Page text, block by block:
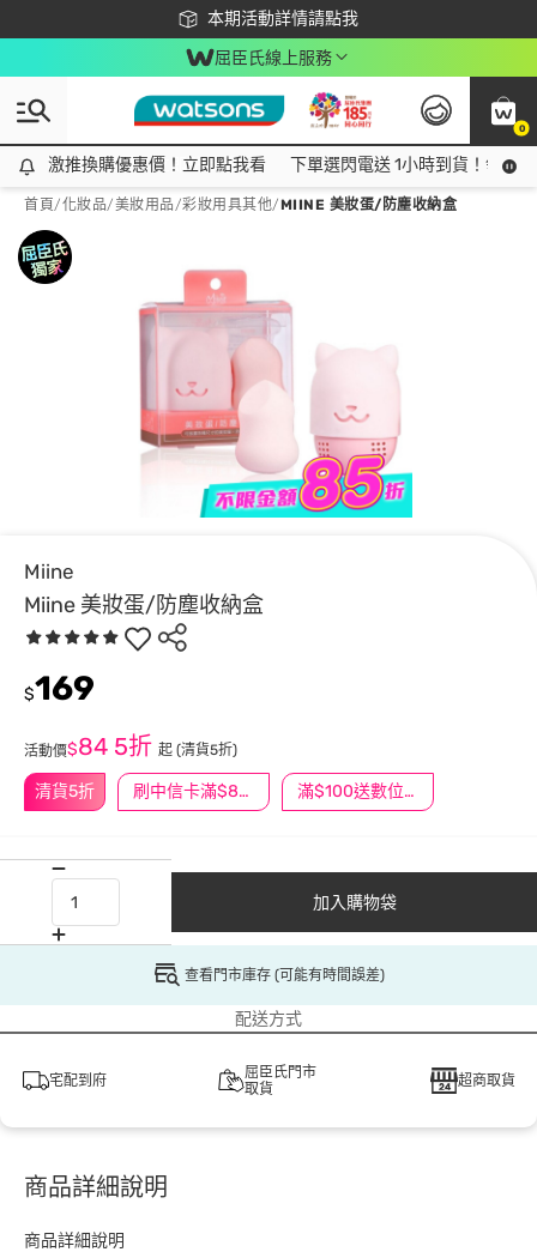
本期活動詳情請點我
下載app最高回饋$350
屈臣氏線上服務
0
激推換購優惠價！立即點我看
激推換購優惠價！立即點我看 下單選閃電送 1小時到貨！領神
首頁/化妝品/美妝用品/彩妝用具其他/MIINE 美妝蛋/防塵收納盒
Miine
Miine 美妝蛋/防塵收納盒
清貨5折 刷中信卡滿$888送3萬點 滿$100送數位印花
$169
活動價$84 5折 起 (清貨5折)
加入購物袋
查看門市庫存 (可能有時間誤差)
配送方式
宅配到府
屈臣氏門市
取貨
超商取貨
商品詳細說明
商品詳細說明